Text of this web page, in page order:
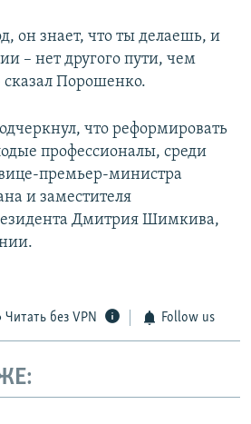
он знает, что ты делаешь, и
– нет другого пути, чем
Порошенко.
что реформировать
профессионалы, среди
премьер-министра
и заместителя
Дмитрия Шимкива,
Читать без VPN Follow us